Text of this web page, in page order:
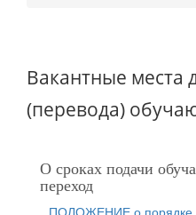
Вакантные места
(перевода)
О сроках подачи
переход